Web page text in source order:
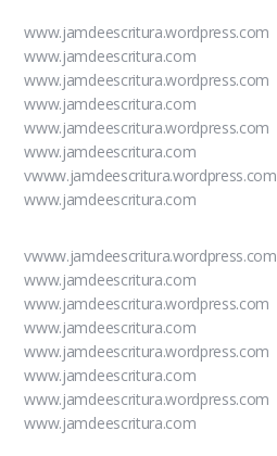
www.jamdeescritura.wordpress.com
www.jamdeescritura.com
www.jamdeescritura.wordpress.com
www.jamdeescritura.com
www.jamdeescritura.wordpress.com
www.jamdeescritura.com
vwww.jamdeescritura.wordpress.com
www.jamdeescritura.com
vwww.jamdeescritura.wordpress.com
www.jamdeescritura.com
www.jamdeescritura.wordpress.com
www.jamdeescritura.com
www.jamdeescritura.wordpress.com
www.jamdeescritura.com
www.jamdeescritura.wordpress.com
www.jamdeescritura.com